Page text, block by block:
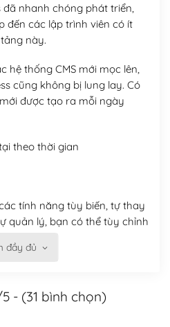
đã nhanh chóng phát triển,
đến các lập trình viên có ít
này.
hệ thống CMS mới mọc lên,
cũng không bị lung lay. Có
được tạo ra mỗi ngày
theo thời gian
tính năng tùy biến, tự thay
quản lý, bạn có thể tùy chỉnh
đầy đủ
- (31 bình chọn)